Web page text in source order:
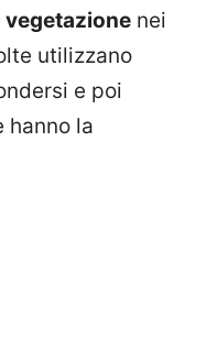
vegetazione nei
utilizzano
e poi
hanno la